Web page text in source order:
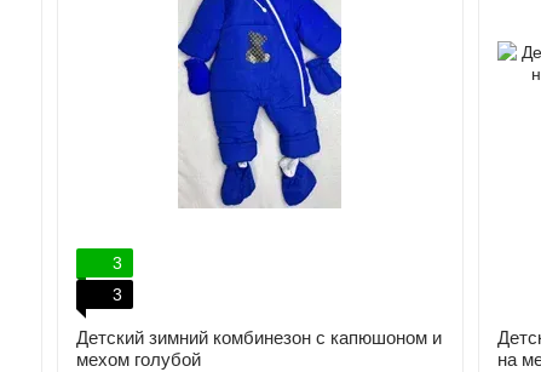
3
3
Детский зимний комбинезон с капюшоном и
мехом голубой
на